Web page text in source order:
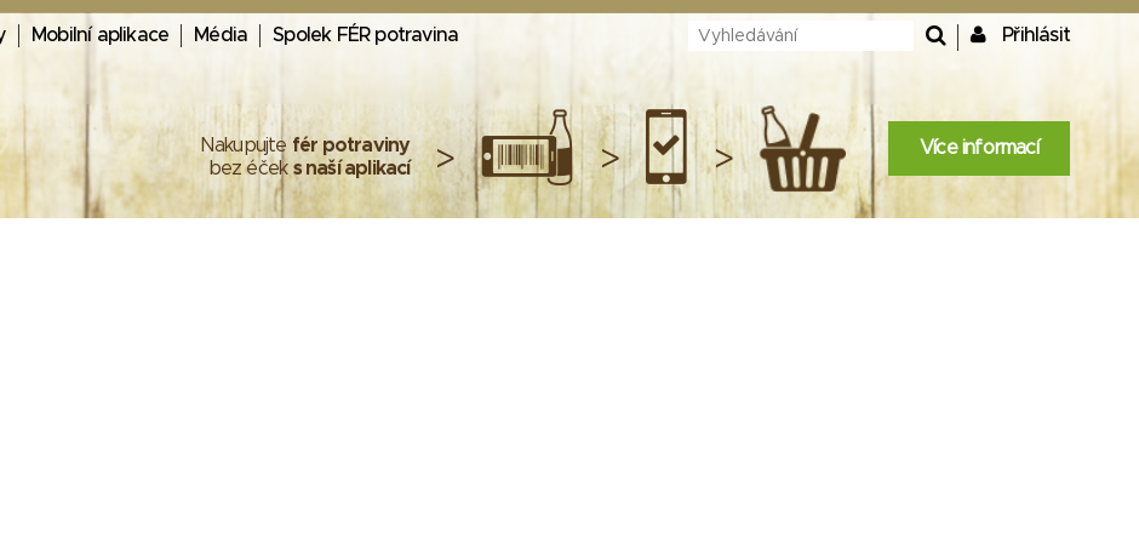
Mobilní aplikace Média Spolek FÉR potravina Přihlásit
Nakupujte fér potraviny
bez éček s naší aplikací > > > Více informací